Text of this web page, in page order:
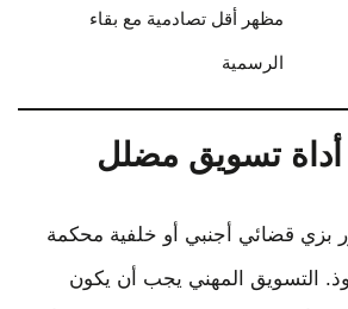
مظهر أقل تصادمية مع بقاء
الرسمية
أداة تسويق مضلل
بزي قضائي أجنبي أو خلفية محكمة
التسويق المهني يجب أن يكون